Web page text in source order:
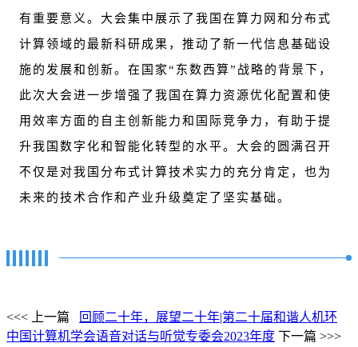
有重要意义。大会集中展示了我国在算力网和分布式
计算领域的最新科研成果，推动了新一代信息基础设
施的发展和创新。在国家“东数西算”战略的背景下，
此次大会进一步增强了我国在算力资源优化配置和使
用效率方面的自主创新能力和国际竞争力，有助于提
升我国数字化和智能化转型的水平。大会的圆满召开
不仅是对我国分布式计算技术实力的充分肯定，也为
未来的技术合作和产业升级奠定了坚实基础。
<<< 上一篇
回顾二十年，展望二十年|第二十届和谐人机环
中国计算机学会语音对话与听觉专委会2023年度 下一篇 >>>